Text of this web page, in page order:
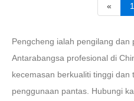
« 1
Pengcheng ialah pengilang dan
Antarabangsa profesional di
kecemasan berkualiti tinggi
penggunaan pantas. Hubungi